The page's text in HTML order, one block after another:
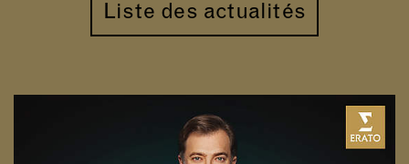
Liste des actualités